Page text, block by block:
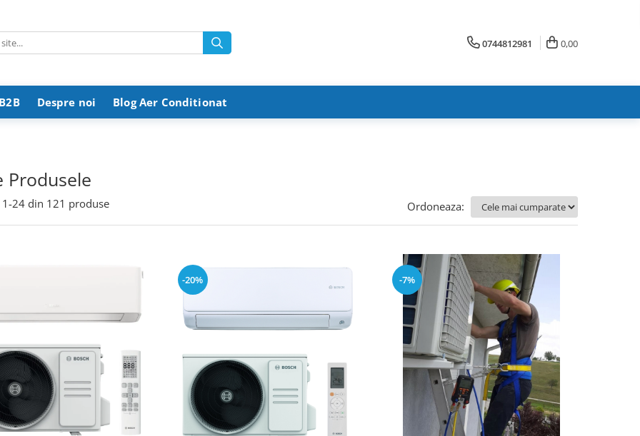
0744812981 0,00
Despre noi Blog Aer Conditionat
Produsele
1-24 din 121 produse Ordoneaza:
-20% -7%